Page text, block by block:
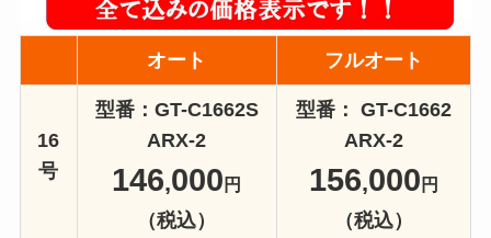
オート フルオート
16
号
型番：GT-C1662S
ARX-2
146,000 円
（税込）
型番： GT-C1662
ARX-2
156,000 円
（税込）